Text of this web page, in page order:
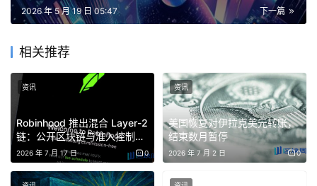
— 封鎖援助 (@blockaid_) 2026 年 5 月 18 日
Blockaid強調，此事件與ECDSA繞過、公證金鑰外洩或解
析/雜湊綁定缺陷無關。該公司將此漏洞歸因於
checkCCEValues流程中缺少來源金額驗證邏輯，並表示該
問題可以透過對Solidity程式碼進行相對較小的更新來修
復。
下一篇
2026 年 5 月 19 日 05:47
相关推荐
Robinhood 推出混合 Layer-2
链：公开区块链与准入控制并
存，TVL 超 3.12 亿美元
2026 年 7 月 17 日 0
资讯
美国恢复对伊拉克美元转账，
结束数月暂停
2026 年 7 月 2 日 0
资讯